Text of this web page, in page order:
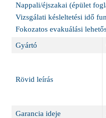
Nappali/éjszakai (épület
Vizsgálati késleltetési idő
Fokozatos evakuálási
Gyártó
Rövid leírás
Garancia ideje